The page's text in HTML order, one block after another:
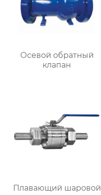
Осевой обратный
клапан
Плавающий шаровой